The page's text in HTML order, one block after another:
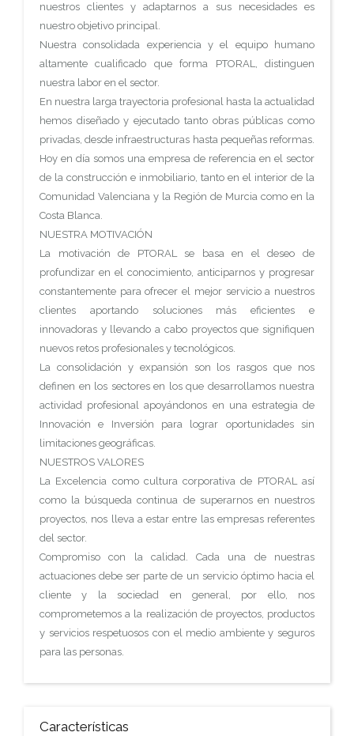
nuestros clientes y adaptarnos a sus necesidades es
nuestro objetivo principal.
Nuestra consolidada experiencia y el equipo humano
altamente cualificado que forma PTORAL, distinguen
nuestra labor en el sector.
En nuestra larga trayectoria profesional hasta la actualidad
hemos diseñado y ejecutado tanto obras públicas como
privadas, desde infraestructuras hasta pequeñas reformas.
Hoy en día somos una empresa de referencia en el sector
de la construcción e inmobiliario, tanto en el interior de la
Comunidad Valenciana y la Región de Murcia como en la
Costa Blanca.
NUESTRA MOTIVACIÓN
La motivación de PTORAL se basa en el deseo de
profundizar en el conocimiento, anticiparnos y progresar
constantemente para ofrecer el mejor servicio a nuestros
clientes aportando soluciones más eficientes e
innovadoras y llevando a cabo proyectos que signifiquen
nuevos retos profesionales y tecnológicos.
La consolidación y expansión son los rasgos que nos
definen en los sectores en los que desarrollamos nuestra
actividad profesional apoyándonos en una estrategia de
Innovación e Inversión para lograr oportunidades sin
limitaciones geográficas.
NUESTROS VALORES
La Excelencia como cultura corporativa de PTORAL así
como la búsqueda continua de superarnos en nuestros
proyectos, nos lleva a estar entre las empresas referentes
del sector.
Compromiso con la calidad. Cada una de nuestras
actuaciones debe ser parte de un servicio óptimo hacia el
cliente y la sociedad en general, por ello, nos
comprometemos a la realización de proyectos, productos
y servicios respetuosos con el medio ambiente y seguros
para las personas.
Características